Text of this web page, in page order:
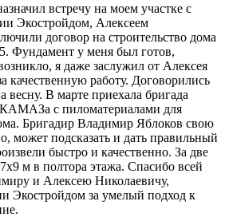
встречу на моем участке с
Экостройдом, Алексеем
договор на строительство дома
Фундамент у меня был готов,
я даже заслужил от Алексея
качественную работу. Договорились
весну. В марте приехала бригада
КАМАЗа с пиломатериалами для
Бригадир Владимир Яблоков свою
может подсказать и дать правильный
быстро и качественно. За две
м в полтора этажа. Спасибо всей
и Алексею Николаевичу,
Экостройдом за умелый подход к